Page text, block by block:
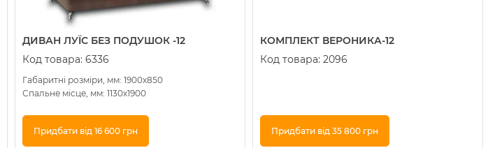
ДИВАН ЛУЇС БЕЗ ПОДУШОК -12
Код товара: 6336
Габаритні розміри, мм: 1900х850
Спальне місце, мм: 1130х1900
Придбати від 16 600 грн
КОМПЛЕКТ ВЕРОНИКА-12
Код товара: 2096
Придбати від 35 800 грн